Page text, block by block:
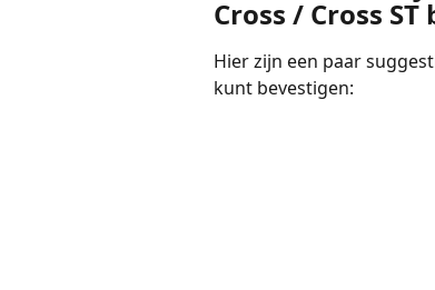
Cross / Cross
Hier zijn een paar
kunt bevestigen: